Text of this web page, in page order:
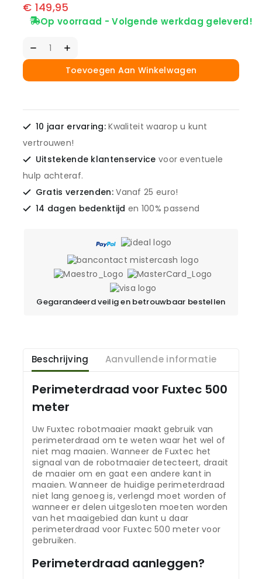
€ 149,95
Op voorraad - Volgende werkdag geleverd!
Toevoegen Aan Winkelwagen
10 jaar ervaring:Kwaliteit waarop u kunt
vertrouwen!
Uitstekende klantenservice voor eventuele
hulp achteraf.
Gratis verzenden:Vanaf 25 euro!
14 dagen bedenktijd en 100% passend
Gegarandeerd veilig en betrouwbaar bestellen
Beschrijving Aanvullende informatie
Perimeterdraad voor Fuxtec 500
meter
Uw Fuxtec robotmaaier maakt gebruik van
perimeterdraad om te weten waar het wel of
niet mag maaien. Wanneer de Fuxtec het
signaal van de robotmaaier detecteert, draait
de maaier om en gaat een andere kant in
maaien. Wanneer de huidige perimeterdraad
niet lang genoeg is, verlengd moet worden of
wanneer er delen uitgesloten moeten worden
van het maaigebied dan kunt u daar
perimeterdraad voor Fuxtec 500 meter voor
gebruiken.
Perimeterdraad aanleggen?